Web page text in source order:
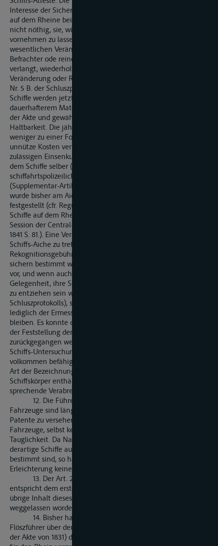
Interesse der Sicherheit des Waaren- und Personentransports
auf dem Rheine beibehalten werden. Es erschient indesz
nicht nöthig, sie, wie die Akte von 1831 vorschreibt, alljährlich
vornehmen zu lassen, vielmehr genügt es, dasz sie nach jeder
wesentlichen Veränderung oder Reparatur, und wenn der
Befrachter ode reine der Ufer-Regierungen es ausdrücklich
verlangt, wiederholt werden. Was als eine wesentliche
Veränderung oder Reparatur angesehen werden soll, ist unter
Nr. 5 B. der Schluszprotokolls näher bestimmt worden. Die
Schiffe werden jetzt bei Weitem besser und meist auch aus
dauerhafterem Material gebaut, als zur Zeit der Emanation
der Akte und gewähren deshalb die Garantie für eine längere
Haltbarkeit. Die jährlichen Untersuchungen sind mehr oder
weniger zu einer Formzalität geworden, die den Schiffern
unnütze Kosten verursacht. Die Bezeichnung der höchsten
zulässigen Einsenkungstiefe éuf dem Schiffs-Atteste, wie an
dem Schiffe selber (Alinea 3. des Art. 22.) ist aus
schiffahrtspolizeilichen Gründen nicht zu entbehren
(Supplementar-Artikel XIII. Ges.-Samml. Für 1841 S. 84.). Sie
wurde bisher am Aichen der Schiffe durch die Aich-Aemter
festgestellt (cfr. Regulativ für die gleichförmige Aichung der
Schiffe auf dem Rheine Anlage 3. zum Protokoll XIII. Der
Session der Central-Kommission von 1837, Gesetz-Samml. Für
1841 S. 81.). Eine Veranlassung, Verabredungen über die
Schiffs-Aiche zu treffen, liegt nach dem Wegfall der
Rekognitionsgebühr, deren gleichmäszige Erhebung sie zu
sichern bestimmt war, (Art. 17. der Akte von 1831), nicht mehr
vor, und wenn auch aus anderen Gründen den Schiffern die
Gelegenheit, ihre Schiffe nach wie vor aichen zu lassen nicht
zu entziehen sein wird (vergl. die Festsetzung unter 5 C. des
Schluszprotokolls), su musz doch die Entscheidung hierüber
lediglich der Ermessen jeder Ufer-Regierung überlassen
bleiben. Es konnte deshalb auf die Aich-Aemter hinsichtlich
der Feststellung der höchsten Einsenkungstiefe nicht weiter
zurückgegangen werden, vielmehr war dies Geschäft den
Schiffs-Untersuchungskommissionen zu übertragen, die hierzu
volkommen befähigt sind, und Denen übrigens gewesenen
Art der Bezeichnung der höchsten Einsenkungstiefe an dem
Schiffskörper enthält das Schluszprotokoll unter 5 A. eine ent-
sprechende Verabredung.
12. Die Führer der im Art. 23. erwähnten kleinen
Fahrzeuge sind längst von der Verpflichtung, sich mit einem
Patente zu versehen, entbunden; auch unterliegen die
Fahrzeuge, selbst keiner Untersuchung in Bezug auf ihre
Tauglichkeit. Da Nachtheile hieraus nich entsprungen,
derartige Schiffe auch nur den kleinen Verkehr zu vermitteln
bestimmt sind, so hat die vertragsmäszige Feststellung jener
Erleichterung keinen Anstand finden können.
13. Der Art. 24. handelt von der Fâhrgerechtigkeit und
entspricht dem ersten Satze des Art. 46 der Akte von 1831. Der
übrige Inhalt dieses Artikels ist als selbstverständlich
weggelassen worden.
14. Bisher haben die Angaben im Manifeste der
Flöszführer über den kubischen Inhalt der Stämme (Artikel 29.
der Akte von 1831) die Grundlage für die in der Flosz-Ordnung